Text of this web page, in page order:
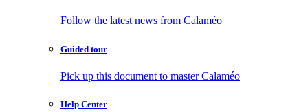
Follow the latest news from Calaméo
Guided tour
Pick up this document to master Calaméo
Help Center